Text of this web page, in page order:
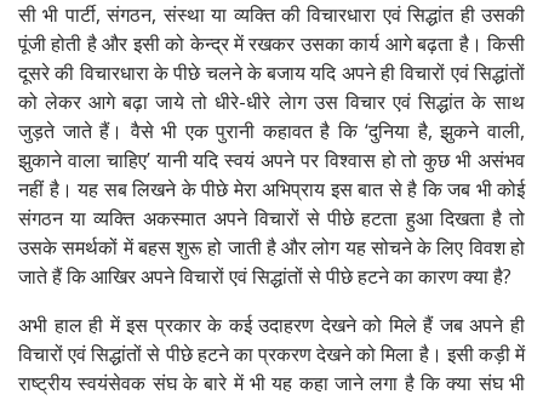
सी भी पार्टी, संगठन, संस्था या व्यक्ति की विचारधारा एवं सिद्धांत ही उसकी
पूंजी होती है और इसी को केन्द्र में रखकर उसका कार्य आगे बढ़ता है। किसी
दूसरे की विचारधारा के पीछे चलने के बजाय यदि अपने ही विचारों एवं सिद्धांतों
को लेकर आगे बढ़ा जाये तो धीरे-धीरे लेाग उस विचार एवं सिद्धांत के साथ
जुड़ते जाते हैं। वैसे भी एक पुरानी कहावत है कि ‘दुनिया है, झुकने वाली,
झुकाने वाला चाहिए’ यानी यदि स्वयं अपने पर विश्वास हो तो कुछ भी असंभव
नहीं है। यह सब लिखने के पीछे मेरा अभिप्राय इस बात से है कि जब भी कोई
संगठन या व्यक्ति अकस्मात अपने विचारों से पीछे हटता हुआ दिखता है तो
उसके समर्थकों में बहस शुरू हो जाती है और लोग यह सोचने के लिए विवश हो
जाते हैं कि आखिर अपने विचारों एवं सिद्धांतों से पीछे हटने का कारण क्या है?
अभी हाल ही में इस प्रकार के कई उदाहरण देखने को मिले हैं जब अपने ही
विचारों एवं सिद्धांतों से पीछे हटने का प्रकरण देखने को मिला है। इसी कड़ी में
राष्ट्रीय स्वयंसेवक संघ के बारे में भी यह कहा जाने लगा है कि क्या संघ भी